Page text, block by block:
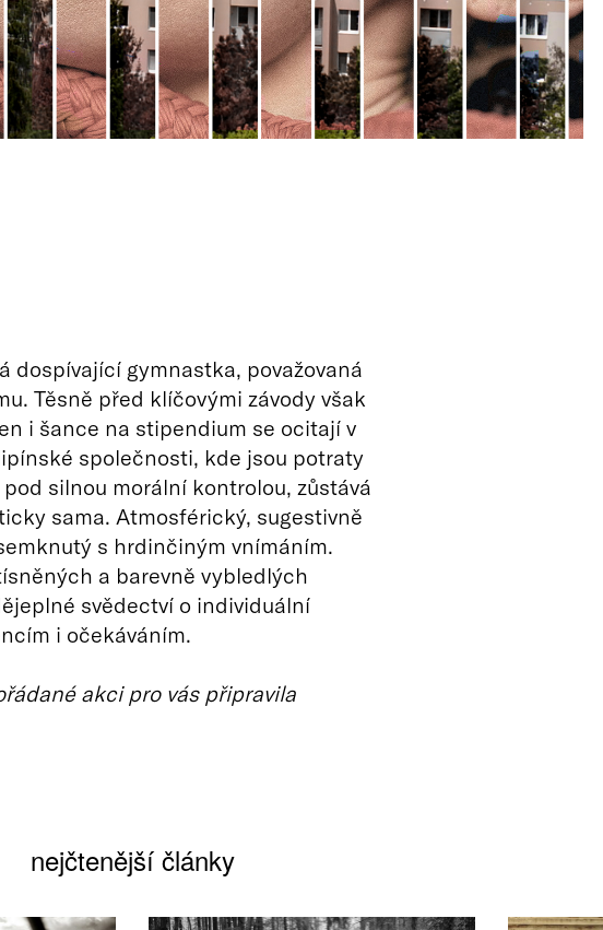
dospívající gymnastka, považovaná
Těsně před klíčovými závody však
i šance na stipendium se ocitají v
společnosti, kde jsou potraty
silnou morální kontrolou, zůstává
sama. Atmosférický, sugestivně
s hrdinčiným vnímáním.
a barevně vybledlých
svědectví o individuální
i očekáváním.
akci pro vás připravila
nejčtenější články